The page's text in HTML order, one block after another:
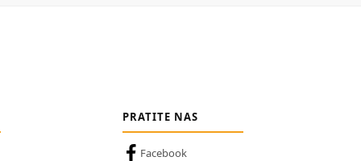
PRATITE NAS
Facebook